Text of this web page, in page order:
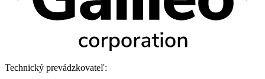
Technický prevádzkovateľ: